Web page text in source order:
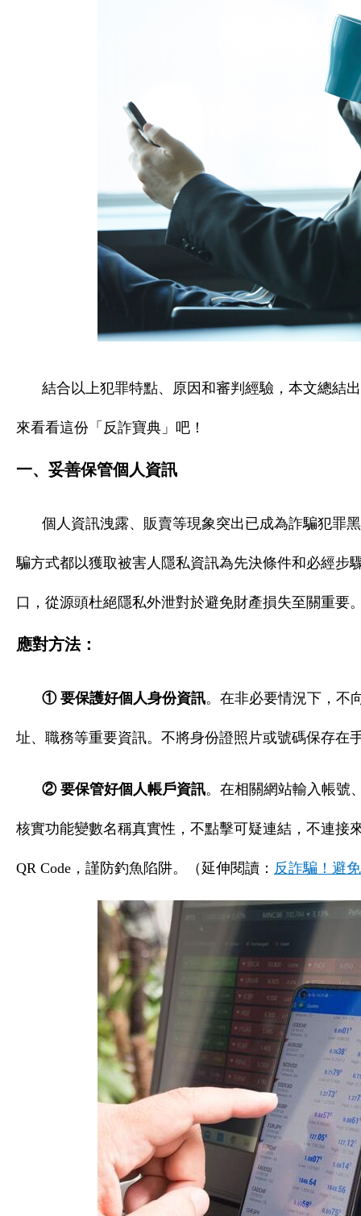
結合以上犯罪特點、原因和審判經驗，本文總結
來看看這份「反詐寶典」吧！
一、妥善保管個人資訊
個人資訊洩露、販賣等現象突出已成為詐騙犯罪
騙方式都以獲取被害人隱私資訊為先決條件和必經步
口，從源頭杜絕隱私外泄對於避免財產損失至關重要
應對方法：
① 要保護好個人身份資訊。在非必要情況下，不
址、職務等重要資訊。不將身份證照片或號碼保存在
② 要保管好個人帳戶資訊。在相關網站輸入帳號
核實功能變數名稱真實性，不點擊可疑連結，不連接
QR Code，謹防釣魚陷阱。（延伸閱讀： 反詐騙！避